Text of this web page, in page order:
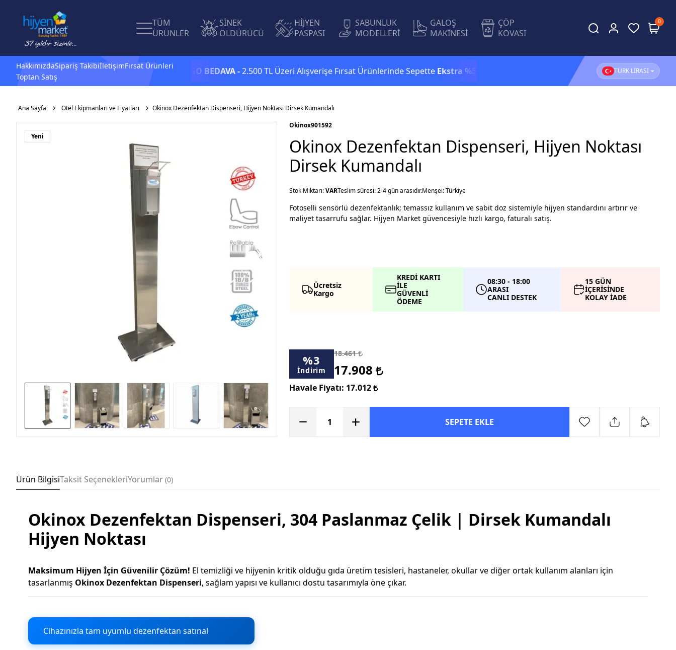
TÜM
ÜRÜNLER
SİNEK
ÖLDÜRÜCÜ
HİJYEN
PASPASI
SABUNLUK
MODELLERİ
GALOŞ
MAKİNESİ
ÇÖP
KOVASI
0
HakkımızdaSipariş TakibiİletişimFırsat Ürünleri
Toptan Satış
1.500 TL ve üzeri alışverişlerinizde KARGO BEDAVA -2.500 TL Üzeri Alışverişe Fırsat Ürünlerinde SepetteEkstra %5 İndirim! 1.500 TL ve üzeri alışverişlerinizdeKARGO
TÜRK LİRASI
Ana Sayfa Otel Ekipmanları ve Fiyatları Okinox Dezenfektan Dispenseri, Hijyen Noktası Dirsek Kumandalı
Yeni
Okinox901592
Okinox Dezenfektan Dispenseri, Hijyen Noktası
Dirsek Kumandalı
Stok Miktarı:VARTeslim süresi: 2-4 gün arasıdır.Menşei: Türkiye
Fotoselli sensörlü dezenfektanlık; temassız kullanım ve sabit doz sistemiyle hijyen standardını artırır ve
maliyet tasarrufu sağlar. Hijyen Market güvencesiyle hızlı kargo, faturalı satış.
Ücretsiz
Kargo
KREDİ KARTI
İLE
GÜVENLİ
ÖDEME
08:30 - 18:00
ARASI
CANLI DESTEK
15 GÜN
İÇERİSİNDE
KOLAY İADE
%3
İndirim
18.461
17.908
Havale Fiyatı: 17.012
SEPETE EKLE
Ürün BilgisiTaksit SeçenekleriYorumlar 0
Okinox Dezenfektan Dispenseri, 304 Paslanmaz Çelik | Dirsek Kumandalı
Hijyen Noktası
Maksimum Hijyen İçin Güvenilir Çözüm! El temizliği ve hijyenin kritik olduğu gıda üretim tesisleri, hastaneler, okullar ve diğer ortak kullanım alanları için
tasarlanmış Okinox Dezenfektan Dispenseri, sağlam yapısı ve kullanıcı dostu tasarımıyla öne çıkar.
Cihazınızla tam uyumlu dezenfektan satınal